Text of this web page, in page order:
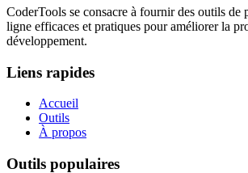
CoderTools se consacre à fournir des outils de
ligne efficaces et pratiques pour améliorer la
développement.
Liens rapides
Accueil
Outils
À propos
Outils populaires